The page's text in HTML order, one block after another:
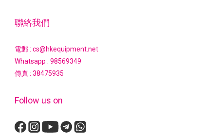
聯絡我們
電郵 : cs@hkequipment.net
Whatsapp : 98569349
傳真 : 38475935
Follow us on